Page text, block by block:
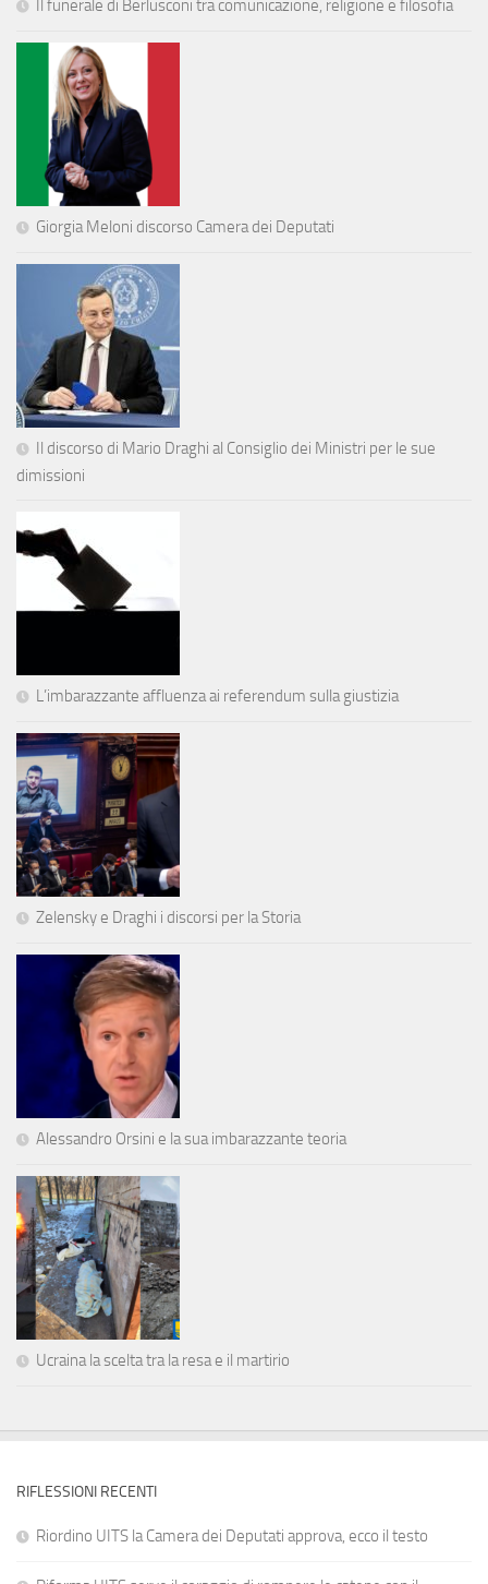
Il funerale di Berlusconi tra comunicazione, religione e filosofia
Giorgia Meloni discorso Camera dei Deputati
Il discorso di Mario Draghi al Consiglio dei Ministri per le sue
dimissioni
L’imbarazzante affluenza ai referendum sulla giustizia
Zelensky e Draghi i discorsi per la Storia
Alessandro Orsini e la sua imbarazzante teoria
Ucraina la scelta tra la resa e il martirio
RIFLESSIONI RECENTI
Riordino UITS la Camera dei Deputati approva, ecco il testo